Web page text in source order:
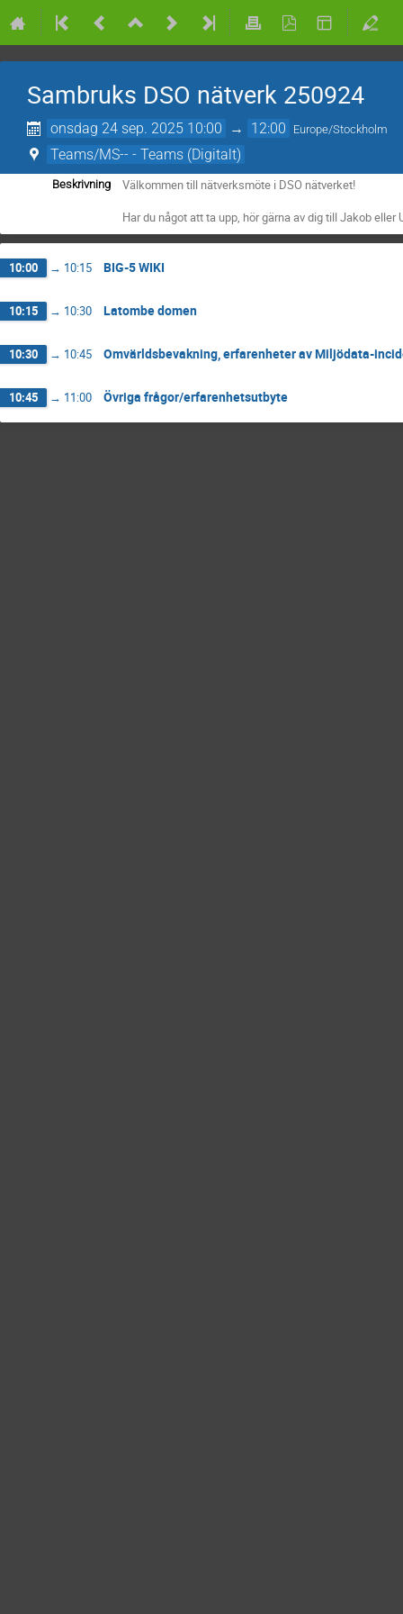
Sambruks DSO nätverk 250924
onsdag 24 sep. 2025 10:00 → 12:00 Europe/Stockholm
Teams/MS-- - Teams (Digitalt)
Beskrivning
Välkommen till nätverksmöte i DSO nätverket!
Har du något att ta upp, hör gärna av dig till Jakob eller
10:00 → 10:15 BIG-5 WIKI
10:15 → 10:30 Latombe domen
10:30 → 10:45 Omvärldsbevakning, erfarenheter av Miljödata-
10:45 → 11:00 Övriga frågor/erfarenhetsutbyte